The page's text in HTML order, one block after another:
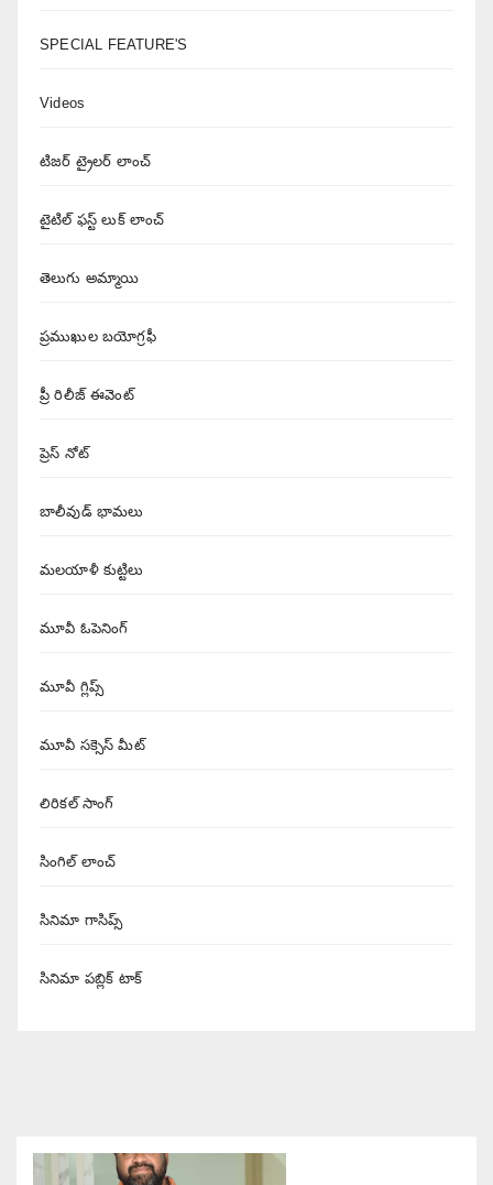
SPECIAL FEATURE'S
Videos
టిజర్ ట్రైలర్ లాంచ్
టైటిల్ ఫస్ట్ లుక్ లాంచ్
తెలుగు అమ్మాయి
ప్రముఖుల బయోగ్రఫీ
ప్రీ రిలీజ్ ఈవెంట్
ప్రెస్ నోట్
బాలీవుడ్ భామలు
మలయాళీ కుట్టిలు
మూవీ ఓపెనింగ్
మూవీ గ్లిప్స్
మూవీ సక్సెస్ మీట్
లిరికల్ సాంగ్
సింగిల్ లాంచ్
సినిమా గాసిప్స్
సినిమా పబ్లిక్ టాక్